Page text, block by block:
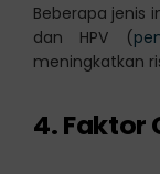
Beberapa jenis
dan HPV (
meningkatkan
4. Faktor